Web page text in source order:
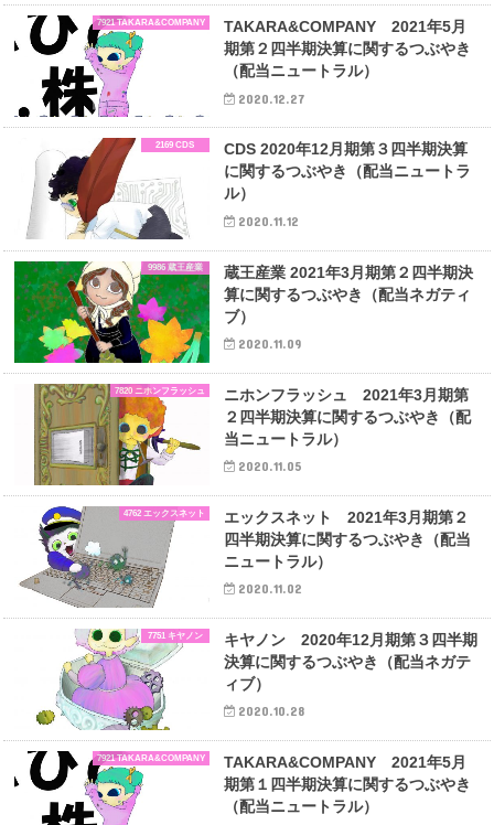
7921 TAKARA&COMPANY
TAKARA&COMPANY 2021年5月
期第２四半期決算に関するつぶやき
（配当ニュートラル）
2020.12.27
2169 CDS
CDS 2020年12月期第３四半期決算
に関するつぶやき（配当ニュートラ
ル）
2020.11.12
9986 蔵王産業
蔵王産業 2021年3月期第２四半期決
算に関するつぶやき（配当ネガティ
ブ）
2020.11.09
7820 ニホンフラッシュ
ニホンフラッシュ 2021年3月期第
２四半期決算に関するつぶやき（配
当ニュートラル）
2020.11.05
4762 エックスネット
エックスネット 2021年3月期第２
四半期決算に関するつぶやき（配当
ニュートラル）
2020.11.02
7751 キヤノン
キヤノン 2020年12月期第３四半期
決算に関するつぶやき（配当ネガテ
ィブ）
2020.10.28
7921 TAKARA&COMPANY
TAKARA&COMPANY 2021年5月
期第１四半期決算に関するつぶやき
（配当ニュートラル）